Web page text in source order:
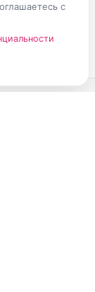
с